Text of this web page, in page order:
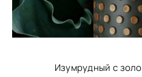
Изумрудный с